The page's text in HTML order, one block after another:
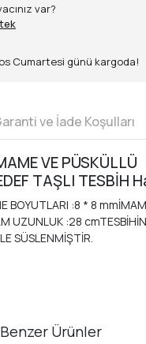
var?
Cumartesi günü kargoda!
ve İade Koşulları
VE PÜSKÜLLÜ
TAŞLI TESBİH
BOYUTLARI :8 * 8
UZUNLUK :28
SÜSLENMİŞTİR.
Benzer Ürünler